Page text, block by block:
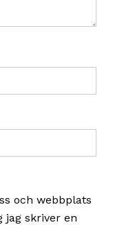
och webbplats
jag skriver en